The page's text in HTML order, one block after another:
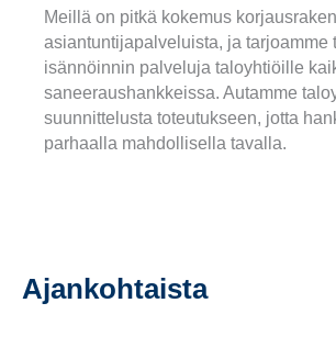
Meillä on pitkä kokemus
asiantuntijapalveluista, ja tarjoamme
isännöinnin palveluja taloyhtiöille
saneeraushankkeissa. Autamme
suunnittelusta toteutukseen, jotta
parhaalla mahdollisella tavalla.
Ajankohtaista